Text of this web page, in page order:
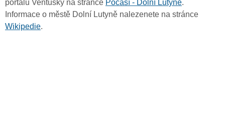
portálu Ventusky na stránce Počasí - Dolní Lutyně.
Informace o městě Dolní Lutyně nalezenete na stránce
Wikipedie.